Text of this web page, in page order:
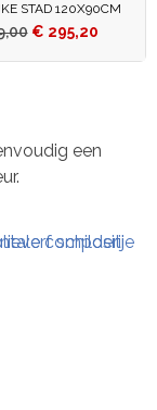
STAD 120X90CM
€ 295,20
een